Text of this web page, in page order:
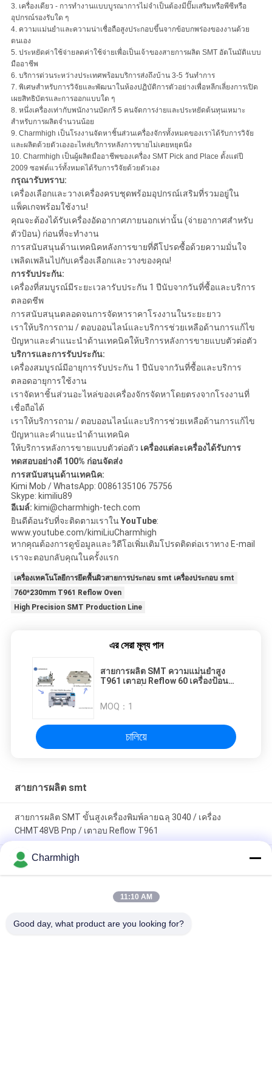
3. เครื่องเดียว - การทำงานแบบบูรณาการไม่จำเป็นต้องมีปั๊มเสริมหรือพีซีหรือ
อุปกรณ์รองรับใด ๆ
4. ความแม่นยำและความน่าเชื่อถือสูงประกอบขึ้นจากข้อบกพร่องของงานด้วย
ตนเอง
5. ประหยัดค่าใช้จ่ายลดค่าใช้จ่ายเพื่อเป็นเจ้าของสายการผลิต SMT อัตโนมัติแบบ
มืออาชีพ
6. บริการด่วนระหว่างประเทศพร้อมบริการส่งถึงบ้าน 3-5 วันทำการ
7. พิเศษสำหรับการวิจัยและพัฒนาในห้องปฏิบัติการตัวอย่างเพื่อหลีกเลี่ยงการเปิด
เผยสิทธิบัตรและการออกแบบใด ๆ
8. หนึ่งเครื่องเท่ากับพนักงานบัดกรี 5 คนจัดการง่ายและประหยัดต้นทุนเหมาะ
สำหรับการผลิตจำนวนน้อย
9. Charmhigh เป็นโรงงานจัดหาชิ้นส่วนเครื่องจักรทั้งหมดของเราได้รับการวิจัย
และผลิตด้วยตัวเองอะไหล่บริการหลังการขายไม่เคยหยุดนิ่ง
10. Charmhigh เป็นผู้ผลิตมืออาชีพของเครื่อง SMT Pick and Place ตั้งแต่ปี
2009 ซอฟต์แวร์ทั้งหมดได้รับการวิจัยด้วยตัวเอง
กรุณารับทราบ:
เครื่องเลือกและวางเครื่องครบชุดพร้อมอุปกรณ์เสริมที่รวมอยู่ใน
แพ็คเกจพร้อมใช้งาน!
คุณจะต้องได้รับเครื่องอัดอากาศภายนอกเท่านั้น (จ่ายอากาศสำหรับ
ตัวป้อน) ก่อนที่จะทำงาน
การสนับสนุนด้านเทคนิคหลังการขายที่ดีโปรดซื้อด้วยความมั่นใจ
เพลิดเพลินไปกับเครื่องเลือกและวางของคุณ!
การรับประกัน:
เครื่องที่สมบูรณ์มีระยะเวลารับประกัน 1 ปีนับจากวันที่ซื้อและบริการ
ตลอดชีพ
การสนับสนุนตลอดจนการจัดหาราคาโรงงานในระยะยาว
เราให้บริการถาม / ตอบออนไลน์และบริการช่วยเหลือด้านการแก้ไข
ปัญหาและคำแนะนำด้านเทคนิคให้บริการหลังการขายแบบตัวต่อตัว
บริการและการรับประกัน:
เครื่องสมบูรณ์มีอายุการรับประกัน 1 ปีนับจากวันที่ซื้อและบริการ
ตลอดอายุการใช้งาน
เราจัดหาชิ้นส่วนอะไหล่ของเครื่องจักรจัดหาโดยตรงจากโรงงานที่
เชื่อถือได้
เราให้บริการถาม / ตอบออนไลน์และบริการช่วยเหลือด้านการแก้ไข
ปัญหาและคำแนะนำด้านเทคนิค
ให้บริการหลังการขายแบบตัวต่อตัว เครื่องแต่ละเครื่องได้รับการ
ทดสอบอย่างดี 100% ก่อนจัดส่ง
การสนับสนุนด้านเทคนิค:
Kimi Mob / WhatsApp: 0086135106 75756
Skype: kimiliu89
อีเมล์: kimi@charmhigh-tech.com
ยินดีต้อนรับที่จะติดตามเราใน YouTube:
www.youtube.com/kimiLiuCharmhigh
หากคุณต้องการดูข้อมูลและวิดีโอเพิ่มเติมโปรดติดต่อเราทาง E-mail
เราจะตอบกลับคุณในครั้งแรก
เครื่องเทคโนโลยีการยึดพื้นผิวสายการประกอบ smt เครื่องประกอบ smt
760*230mm T961 Reflow Oven
High Precision SMT Production Line
এর সেরা মূল্য পান
สายการผลิต SMT ความแม่นยำสูง
T961 เตาอบ Reflow 60 เครื่องป้อน
MOQ： 1
চালিয়ে
สายการผลิต smt
สายการผลิต SMT ขั้นสูงเครื่องพิมพ์ลายฉลุ 3040 / เครื่อง
CHMT48VB Pnp / เตาอบ Reflow T961
ความยาวรวม 3.5m ความแม่นยําสูง SMT สายการผลิตขนาดเล็ก
0201, BGA, 144 pin IC
สายการประกอบ PCB อัตโนมัติเต็มรูปแบบประสิทธิภาพสูงสำหรับ
Charmhigh
11:10 AM
Good day, what product are you looking for?